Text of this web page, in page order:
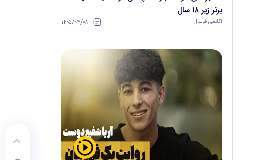
برتر زیر ۱۸ سال
آکادمی فوتبال ۱۴۰۵/۰۴/۰۸